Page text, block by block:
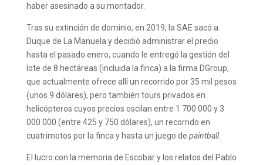
haber asesinado a su montador.
Tras su extinción de dominio, en 2019, la SAE sacó a
Duque de La Manuela y decidió administrar el predio
hasta el pasado enero, cuando le entregó la gestión del
lote de 8 hectáreas (incluida la finca) a la firma DGroup,
que actualmente ofrece allí un recorrido por 35 mil pesos
(unos 9 dólares), pero también tours privados en
helicópteros cuyos precios oscilan entre 1 700 000 y 3
000 000 (entre 425 y 750 dólares), un recorrido en
cuatrimotos por la finca y hasta un juego de paintball.
El lucro con la memoria de Escobar y los relatos del Pablo